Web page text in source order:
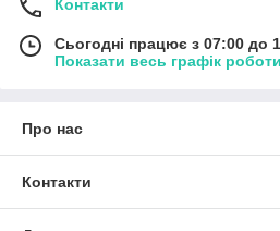
Контакти
Сьогодні працює з 07:00 до
Показати весь графік роботи
Про нас
Контакти